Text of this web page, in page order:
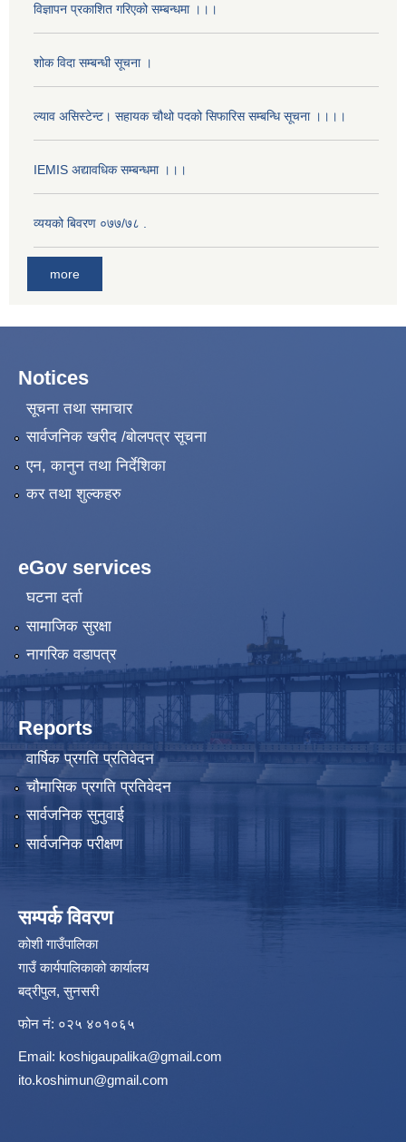
विज्ञापन प्रकाशित गरिएको सम्बन्धमा ।।।
शोक विदा सम्बन्धी सूचना ।
ल्याव असिस्टेन्ट। सहायक चौथो पदको सिफारिस सम्बन्धि सूचना ।।।।
IEMIS अद्यावधिक सम्बन्धमा ।।।
व्ययको बिवरण ०७७/७८ .
more
Notices
सूचना तथा समाचार
सार्वजनिक खरीद /बोलपत्र सूचना
एन, कानुन तथा निर्देशिका
कर तथा शुल्कहरु
eGov services
घटना दर्ता
सामाजिक सुरक्षा
नागरिक वडापत्र
Reports
वार्षिक प्रगति प्रतिवेदन
चौमासिक प्रगति प्रतिवेदन
सार्वजनिक सुनुवाई
सार्वजनिक परीक्षण
सम्पर्क विवरण
कोशी गाउँपालिका
गाउँ कार्यपालिकाको कार्यालय
बद्रीपुल, सुनसरी
फोन नं: ०२५ ४०१०६५
Email: koshigaupalika@gmail.com
ito.koshimun@gmail.com